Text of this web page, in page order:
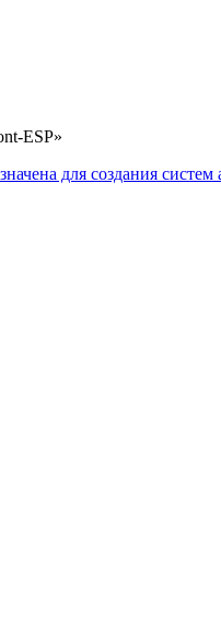
ESP»
для создания